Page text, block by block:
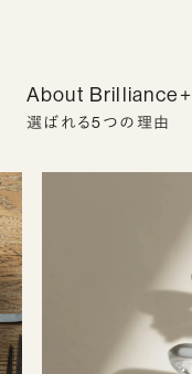
About Brilliance+
選ばれる5つの理由